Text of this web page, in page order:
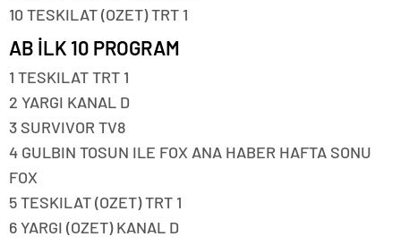
10 TESKILAT (OZET) TRT 1
AB İLK 10 PROGRAM
1 TESKILAT TRT 1
2 YARGI KANAL D
3 SURVIVOR TV8
4 GULBIN TOSUN ILE FOX ANA HABER HAFTA SONU
FOX
5 TESKILAT (OZET) TRT 1
6 YARGI (OZET) KANAL D